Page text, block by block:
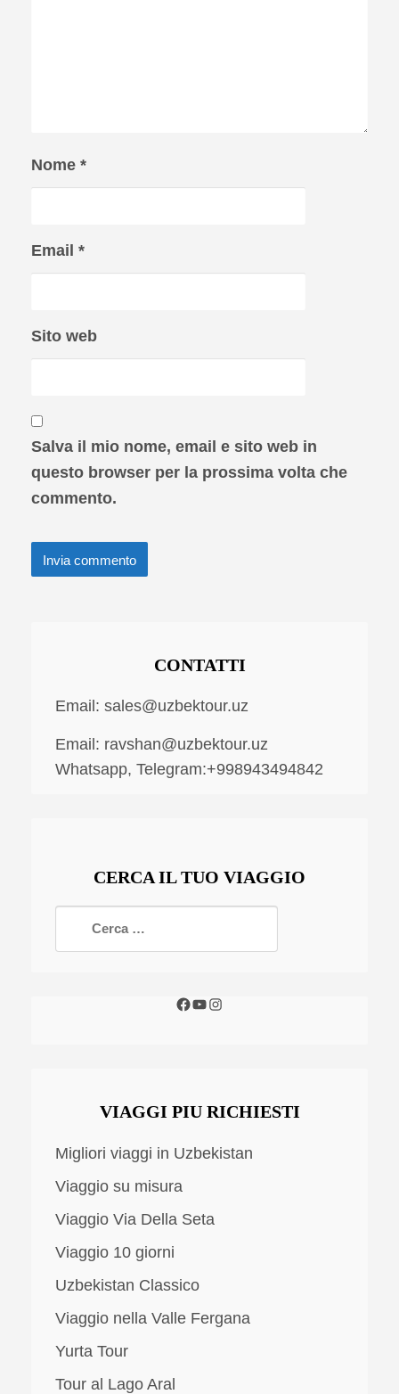
Nome *
Email *
Sito web
Salva il mio nome, email e sito web in
questo browser per la prossima volta che
commento.
CONTATTI
Email: sales@uzbektour.uz
Email: ravshan@uzbektour.uz
Whatsapp, Telegram:+998943494842
CERCA IL TUO VIAGGIO
VIAGGI PIU RICHIESTI
Migliori viaggi in Uzbekistan
Viaggio su misura
Viaggio Via Della Seta
Viaggio 10 giorni
Uzbekistan Classico
Viaggio nella Valle Fergana
Yurta Tour
Tour al Lago Aral